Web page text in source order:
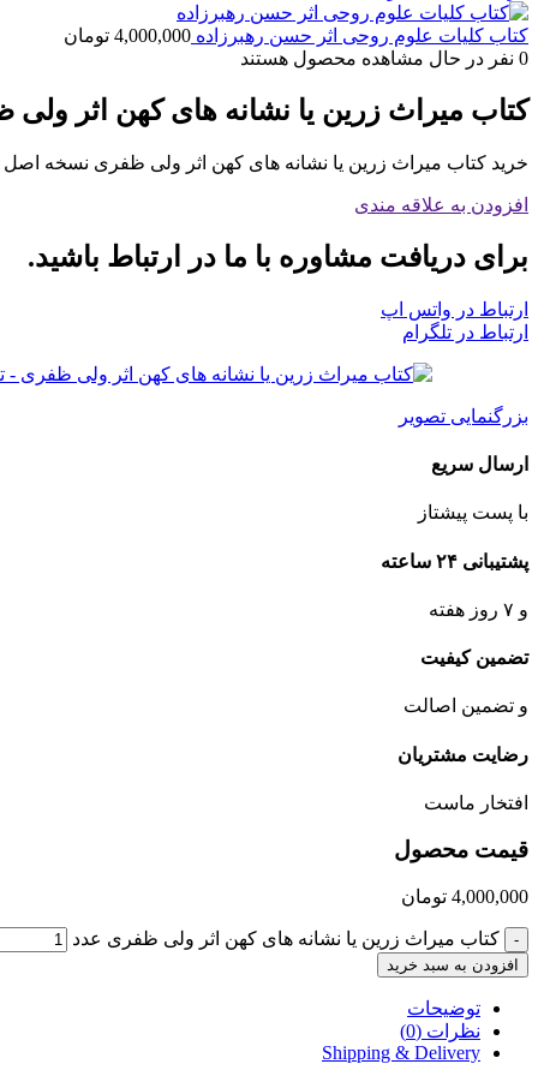
کتاب کلیات علوم روحی اثر حسن رهبرزاده 4,000,000 تومان
0 نفر در حال مشاهده محصول هستند
کتاب میراث زرین یا نشانه های کهن اثر
خرید کتاب میراث زرین یا نشانه های کهن اثر ولی ظفری نسخه اصل
افزودن به علاقه مندی
برای دریافت مشاوره با ما در ارتباط باشید.
ارتباط در واتس اپ
ارتباط در تلگرام
بزرگنمایی تصویر
ارسال سریع
با پست پیشتاز
پشتیبانی ۲۴ ساعته
و ۷ روز هفته
تضمین کیفیت
و تضمین اصالت
رضایت مشتریان
افتخار ماست
قیمت محصول
4,000,000 تومان
- کتاب میراث زرین یا نشانه های کهن اثر ولی ظفری عدد
افزودن به سبد خرید
توضیحات
نظرات (0)
Shipping & Delivery